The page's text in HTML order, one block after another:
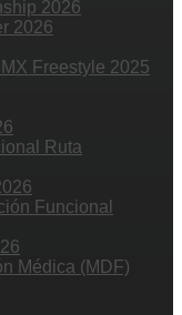
2026
2026
Freestyle 2025
Ruta
Funcional
Médica (MDF)